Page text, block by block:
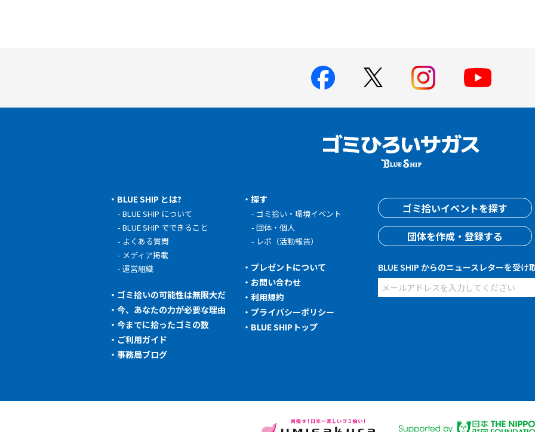
BLUE SHIP とは?
BLUE SHIP について
BLUE SHIP でできること
よくある質問
メディア掲載
運営組織
ゴミ拾いの可能性は無限大だ
今、あなたの力が必要な理由
今までに拾ったゴミの数
ご利用ガイド
事務局ブログ
探す
ゴミ拾い・環境イベント
団体・個人
レポ（活動報告）
プレゼントについて
お問い合わせ
利用規約
プライバシーポリシー
BLUE SHIPトップ
ゴミ拾いイベントを探す
団体を作成・登録する
BLUE SHIP からのニュースレターを受け